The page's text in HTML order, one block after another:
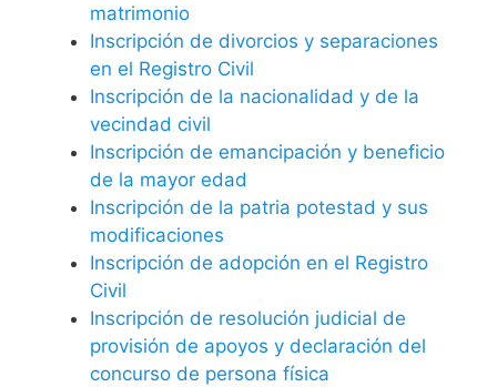
matrimonio
Inscripción de divorcios y separaciones
en el Registro Civil
Inscripción de la nacionalidad y de la
vecindad civil
Inscripción de emancipación y beneficio
de la mayor edad
Inscripción de la patria potestad y sus
modificaciones
Inscripción de adopción en el Registro
Civil
Inscripción de resolución judicial de
provisión de apoyos y declaración del
concurso de persona física